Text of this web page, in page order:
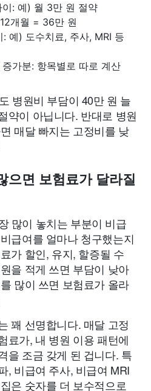
: 예) 월 3만 원 절약
개월 = 36만 원
예) 도수치료, 주사, MRI 등
가분: 항목별로 따로 계산
병원비 부담이 40만 원 늘
약이 아닙니다. 반대로 병원
매달 빠지는 고정비를 낮
으면 보험료가 달라질
많이 놓치는 부분이 비급
급여를 얼마나 청구했는지
가 할인, 유지, 할증될 수
을 적게 쓰면 부담이 낮아
많이 쓰면 보험료가 올라
꽤 선명합니다. 매달 고정
료가, 내 병원 이용 패턴에
을 조금 갖게 된 겁니다. 특
, 비급여 주사, 비급여 MRI
은 숫자를 더 보수적으로